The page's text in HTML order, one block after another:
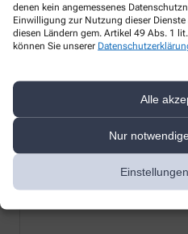
denen kein angemessenes
Einwilligung zur Nutzung dieser
diesen Ländern gem. Artikel 49 Abs. 1
können Sie unserer
Alle
Nur